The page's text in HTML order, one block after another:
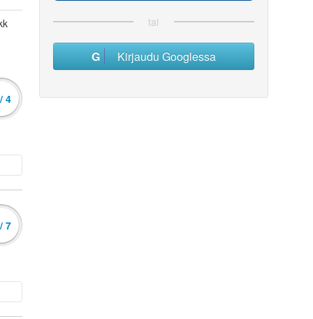
4
7
tai
Kirjaudu Googlessa